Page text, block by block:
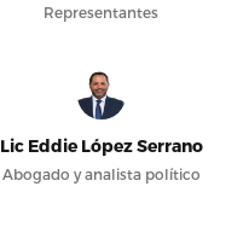
Representantes
Lic Eddie López Serrano
Abogado y analista político